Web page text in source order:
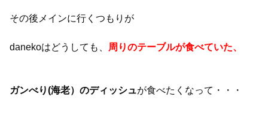
その後メインに行くつもりが
danekoはどうしても、 周りのテーブルが食べていた、
ガンべり(海老）のディッシュが食べたくなって・・・